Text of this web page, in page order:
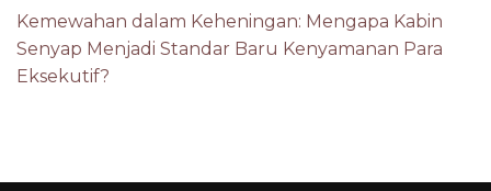
Kemewahan dalam Keheningan: Mengapa Kabin
Senyap Menjadi Standar Baru Kenyamanan Para
Eksekutif?